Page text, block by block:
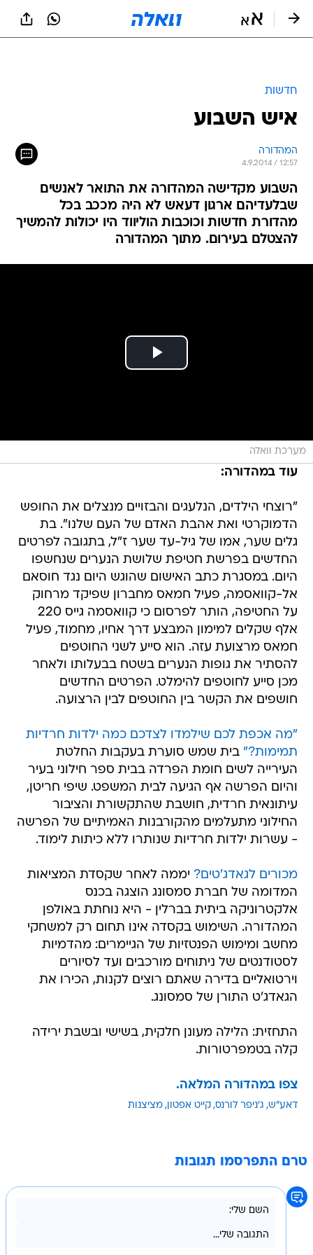
חדשות
איש השבוע
המהדורה
4.9.2014 / 12:57
השבוע מקדישה המהדורה את התואר לאנשים
שבלעדיהם ארגון דעאש לא היה מככב בכל
מהדורת חדשות וכוכבות הוליווד היו יכולות להמשיך
להצטלם בעירום. מתוך המהדורה
מערכת וואלה
עוד במהדורה:
"רוצחי הילדים, הנלעגים והבזויים מנצלים את החופש
הדמוקרטי ואת אהבת האדם של העם שלנו". בת
גלים שער, אמו של גיל-עד שער ז"ל, בתגובה לפרטים
החדשים בפרשת חטיפת שלושת הנערים שנחשפו
היום. במסגרת כתב האישום שהוגש היום נגד חוסאם
אל-קוואסמה, פעיל חמאס מחברון שפיקד מרחוק
על החטיפה, הותר לפרסום כי קוואסמה גייס 220
אלף שקלים למימון המבצע דרך אחיו, מחמוד, פעיל
חמאס מרצועת עזה. הוא סייע לשני החוטפים
להסתיר את גופות הנערים בשטח בבעלותו ולאחר
מכן סייע לחוטפים להימלט. הפרטים החדשים
חושפים את הקשר בין החוטפים לבין הרצועה.
"מה אכפת לכם שילמדו לצדכם כמה ילדות חרדיות
תמימות?" בית שמש סוערת בעקבות החלטת
העירייה לשים חומת הפרדה בבית ספר חילוני בעיר
והיום הפרשה אף הגיעה לבית המשפט. שיפי חריטן,
עיתונאית חרדית, חושבת שהתקשורת והציבור
החילוני מתעלמים מהקורבנות האמיתיים של הפרשה
- עשרות ילדות חרדיות שנותרו ללא כיתות לימוד.
מכורים לגאדג'טים? יממה לאחר שקסדת המציאות
המדומה של חברת סמסונג הוצגה בכנס
אלקטרוניקה ביתית בברלין - היא נוחתת באולפן
המהדורה. השימוש בקסדה אינו תחום רק למשחקי
מחשב ומימוש הפנטזיות של הגיימרים: מהדמיות
לסטודנטים של ניתוחים מורכבים ועד לסיורים
וירטואליים בדירה שאתם רוצים לקנות, הכירו את
הגאדג'ט התורן של סמסונג.
התחזית: הלילה מעונן חלקית, בשישי ובשבת ירידה
קלה בטמפרטורות.
צפו במהדורה המלאה.
דאע"ש ג'ניפר לורנס קייט אפטון מציצנות
טרם התפרסמו תגובות